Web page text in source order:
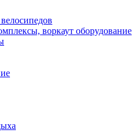
воркаут оборудование